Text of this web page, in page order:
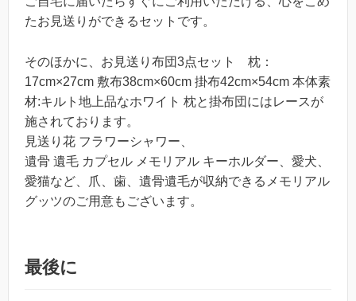
たお見送りができるセットです。
そのほかに、お見送り布団3点セット 枕：
17cm×27cm 敷布38cm×60cm 掛布42cm×54cm 本体素
材:キルト地上品なホワイト 枕と掛布団にはレースが
施されております。
見送り花 フラワーシャワー、
遺骨 遺毛 カプセル メモリアル キーホルダー、愛犬、
愛猫など、爪、歯、遺骨遺毛が収納できるメモリアル
グッツのご用意もございます。
最後に